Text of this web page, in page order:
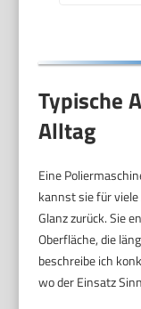
Typische
Alltag
Eine
kannst sie für
Glanz zurück. Sie
Oberfläche, die
beschreibe ich
wo der Einsatz